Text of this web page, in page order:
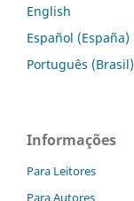
English
Español (España)
Português (Brasil)
Informações
Para Leitores
Para Autores